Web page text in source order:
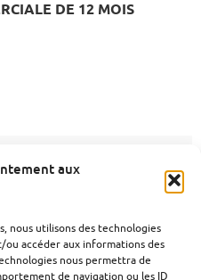
aux
nous utilisons des technologies
accéder aux informations des
nous permettra de
de navigation ou les ID
DE 12 MOIS